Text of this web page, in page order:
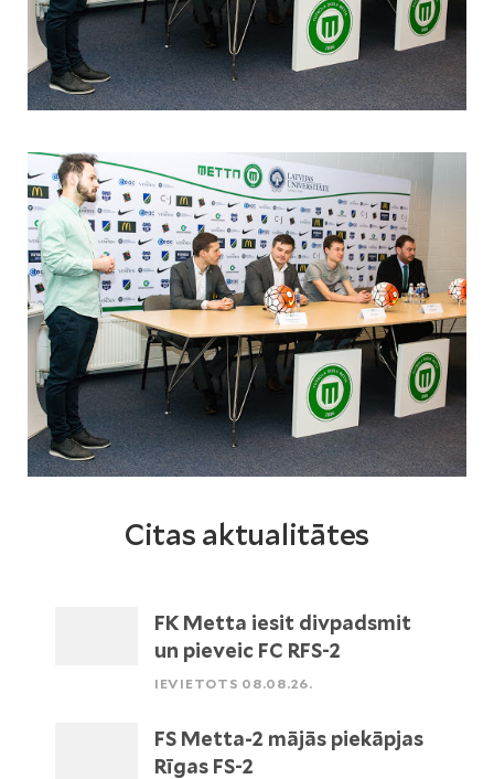
Citas aktualitātes
FK Metta iesit divpadsmit
un pieveic FC RFS-2
IEVIETOTS 08.08.26.
FS Metta-2 mājās piekāpjas
Rīgas FS-2